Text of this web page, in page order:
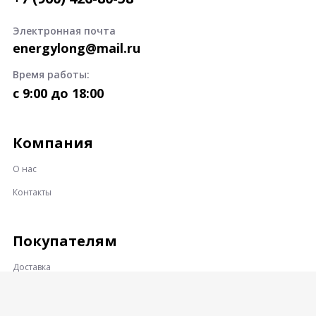
Электронная почта
energylong@mail.ru
Время работы:
c 9:00 до 18:00
Компания
О нас
Контакты
Покупателям
Доставка